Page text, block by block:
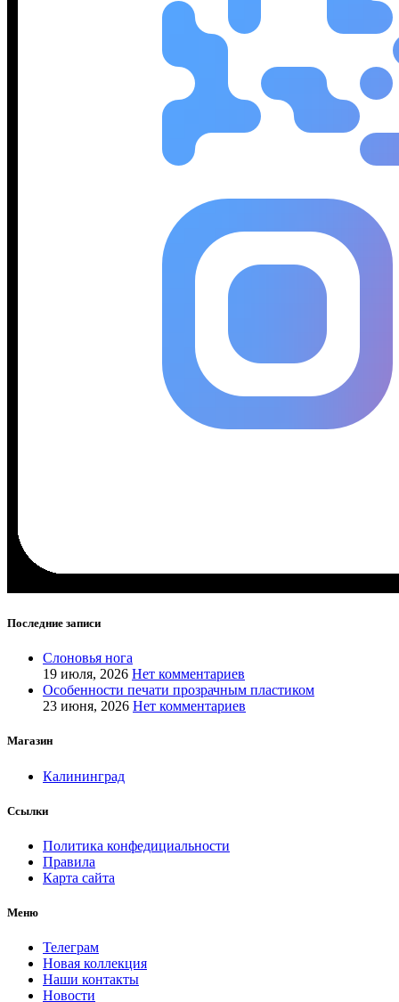
Последние записи
Слоновья нога
19 июля, 2026 Нет комментариев
Особенности печати прозрачным пластиком
23 июня, 2026 Нет комментариев
Магазин
Калининград
Ссылки
Политика конфедициальности
Правила
Карта сайта
Меню
Телеграм
Новая коллекция
Наши контакты
Новости